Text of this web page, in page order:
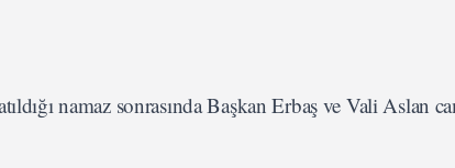
namaz sonrasında Başkan Erbaş ve Vali Aslan